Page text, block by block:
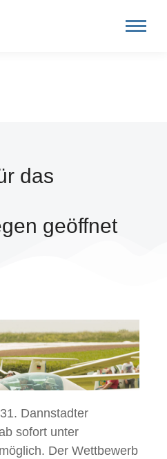
das
geöffnet
Dannstadter
sofort unter
möglich. Der Wettbewerb